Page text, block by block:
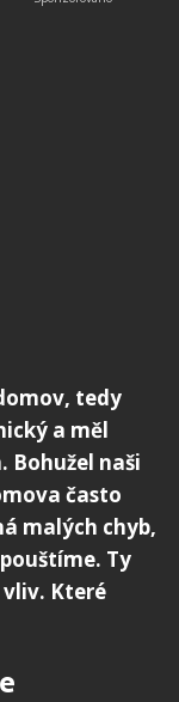
tedy
a měl
Bohužel naši
často
malých chyb,
Ty
Které